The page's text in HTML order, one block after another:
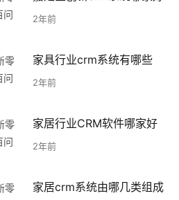
2年前
家具行业crm系统有哪些
2年前
家居行业CRM软件哪家好
2年前
家居crm系统由哪几类组成